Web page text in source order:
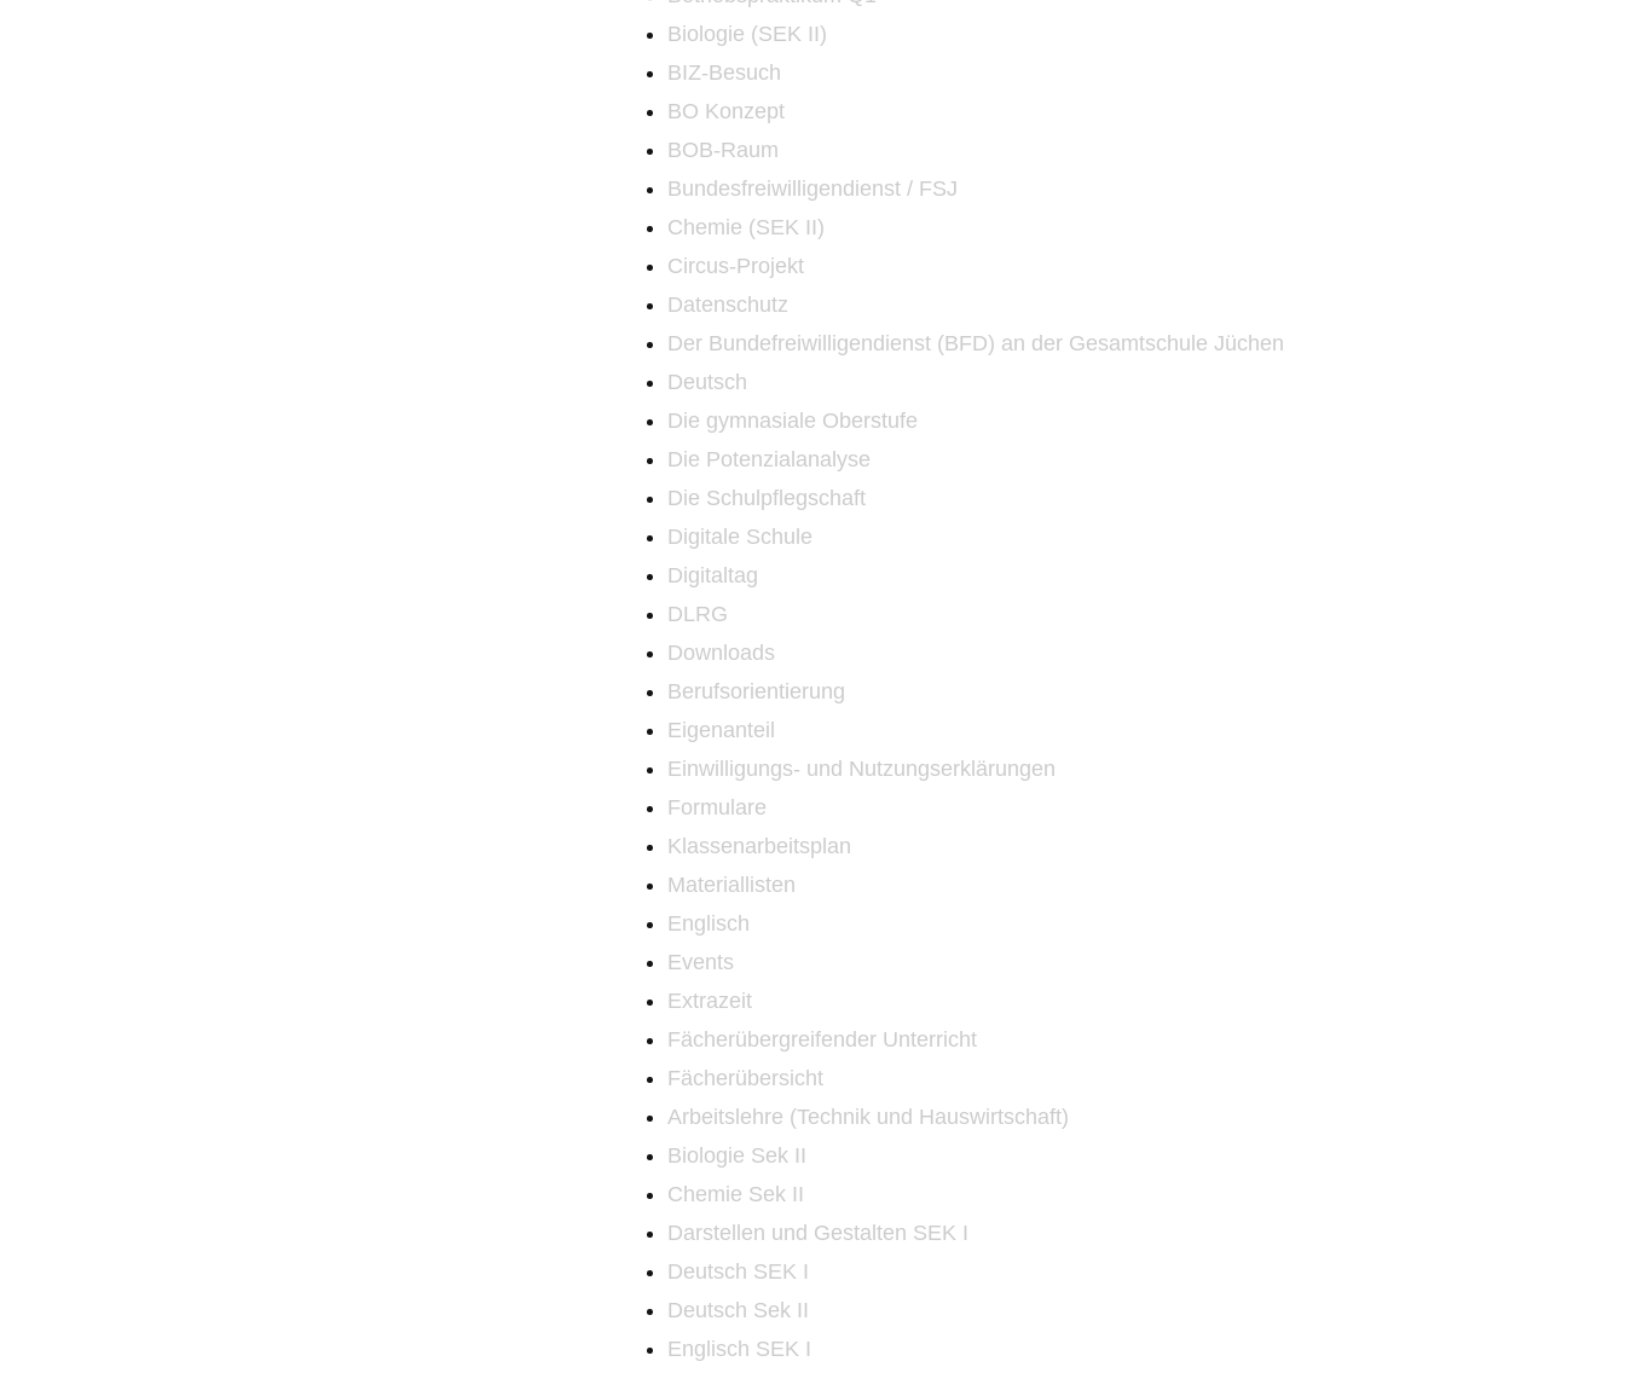
Biologie (SEK II)
BIZ-Besuch
BO Konzept
BOB-Raum
Bundesfreiwilligendienst / FSJ
Chemie (SEK II)
Circus-Projekt
Datenschutz
Der Bundefreiwilligendienst (BFD) an der Gesamtschule Jüchen
Deutsch
Die gymnasiale Oberstufe
Die Potenzialanalyse
Die Schulpflegschaft
Digitale Schule
Digitaltag
DLRG
Downloads
Berufsorientierung
Eigenanteil
Einwilligungs- und Nutzungserklärungen
Formulare
Klassenarbeitsplan
Materiallisten
Englisch
Events
Extrazeit
Fächerübergreifender Unterricht
Fächerübersicht
Arbeitslehre (Technik und Hauswirtschaft)
Biologie Sek II
Chemie Sek II
Darstellen und Gestalten SEK I
Deutsch SEK I
Deutsch Sek II
Englisch SEK I